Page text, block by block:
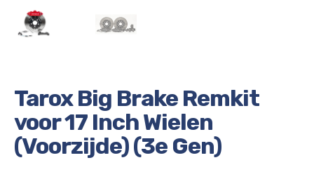
Tarox Big Brake Remkit
voor 17 Inch Wielen
(Voorzijde) (3e Gen)